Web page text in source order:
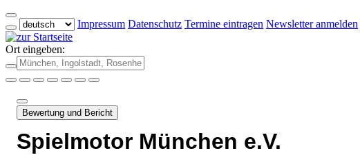
Impressum Datenschutz Termine eintragen Newsletter anmelden
Ort eingeben:
Bewertung und Bericht
Spielmotor München e.V.